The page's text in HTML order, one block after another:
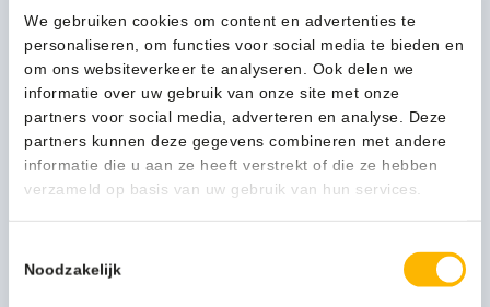
We gebruiken cookies om content en advertenties te
personaliseren, om functies voor social media te bieden en
om ons websiteverkeer te analyseren. Ook delen we
informatie over uw gebruik van onze site met onze
partners voor social media, adverteren en analyse. Deze
partners kunnen deze gegevens combineren met andere
informatie die u aan ze heeft verstrekt of die ze hebben
verzameld op basis van uw gebruik van hun services.
Noodzakelijk
PlastiQline
2rolshouder
kunststof
zwart
(standaard)
-
3383
aantal
In winkelwagen
1-3 werkdagen
Kan ik u helpen?